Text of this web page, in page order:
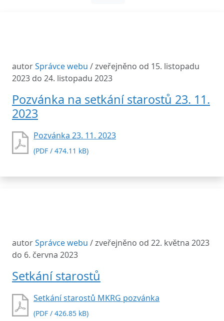
autorSprávce webu / zveřejněno od 15. listopadu
2023 do 24. listopadu 2023
Pozvánka na setkání starostů 23. 11.
2023
Pozvánka 23. 11. 2023
(PDF / 474.11 kB)
autorSprávce webu / zveřejněno od 22. května 2023
do 6. června 2023
Setkání starostů
Setkání starostů MKRG pozvánka
(PDF / 426.85 kB)